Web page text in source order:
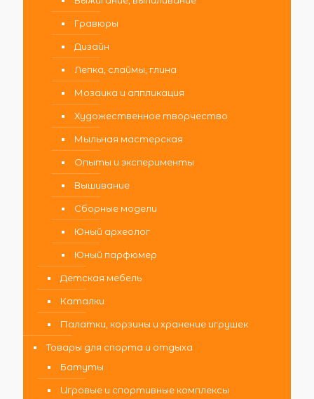
Гравюры
Дизайн
Лепка, слаймы, глина
Мозаика и аппликация
Художественное творчество
Мыльная мастерская
Опыты и эксперименты
Вышивание
Сборные модели
Юный археолог
Юный парфюмер
Детская мебель
Каталки
Палатки, корзины и хранение игрушек
Товары для спорта и отдыха
Батуты
Игровые и спортивные комплексы